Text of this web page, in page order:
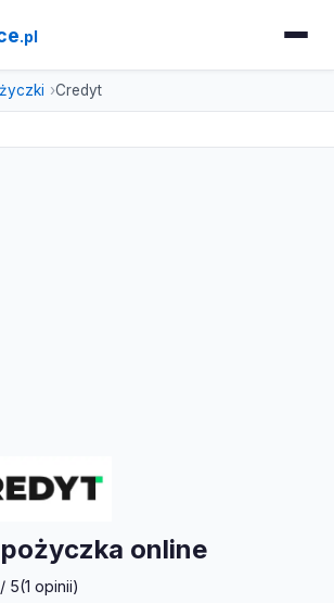
.pl
Credyt
online
/ 5(1 opinii)